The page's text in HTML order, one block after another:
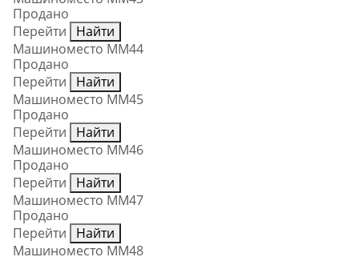
Продано
Перейти
Найти
Машиноместо ММ44
Продано
Перейти
Найти
Машиноместо ММ45
Продано
Перейти
Найти
Машиноместо ММ46
Продано
Перейти
Найти
Машиноместо ММ47
Продано
Перейти
Найти
Машиноместо ММ48